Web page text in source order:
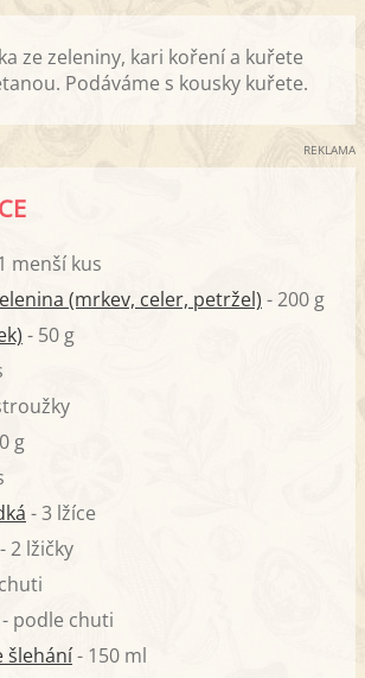
ze zeleniny, kari koření a kuřete
Podáváme s kousky kuřete.
REKLAMA
menší kus
(mrkev, celer, petržel) - 200 g
- 50 g
g
- 3 lžíce
2 lžičky
- podle chuti
šlehání- 150 ml